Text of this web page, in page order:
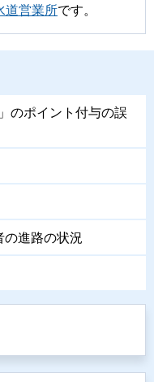
道営業所です。
のポイント付与の誤
の進路の状況